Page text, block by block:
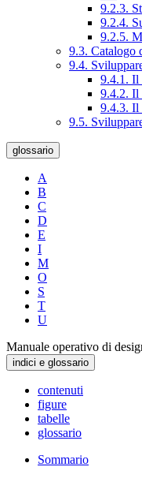
9.2.3.
9.2.4.
9.2.5.
9.3. Catalogo
9.4.
9.4.1. Il
9.4.2. Il
9.4.3. Il
9.5.
glossario
A
B
C
D
E
I
M
O
S
T
U
Manuale operativo di
indici e glossario
contenuti
figure
tabelle
glossario
Sommario